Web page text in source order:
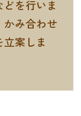
を行いま
かみ合わせ
案しま